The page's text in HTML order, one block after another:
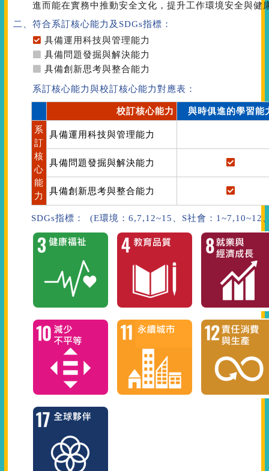
進而能在實務中推動安全文化，提升工作環境安全與健
二、符合系訂核心能力 及SDGs指標 ：
具備運用科技與管理能力
具備問題發掘與解決能力
具備創新思考與整合能力
系訂核心能力與校訂核心能力對應表：
校訂核心能力
與時俱進的學習能
系
訂
核
心
能
力
具備運用科技與管理能力
具備問題發掘與解決能力
具備創新思考與整合能力
SDGs指標： (E環境：6,7,12~15、S社會：